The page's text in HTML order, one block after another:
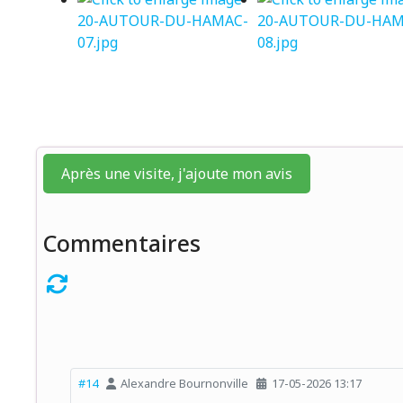
Après une visite, j'ajoute mon avis
Commentaires
#14 Alexandre Bournonville 17-05-2026 13:17